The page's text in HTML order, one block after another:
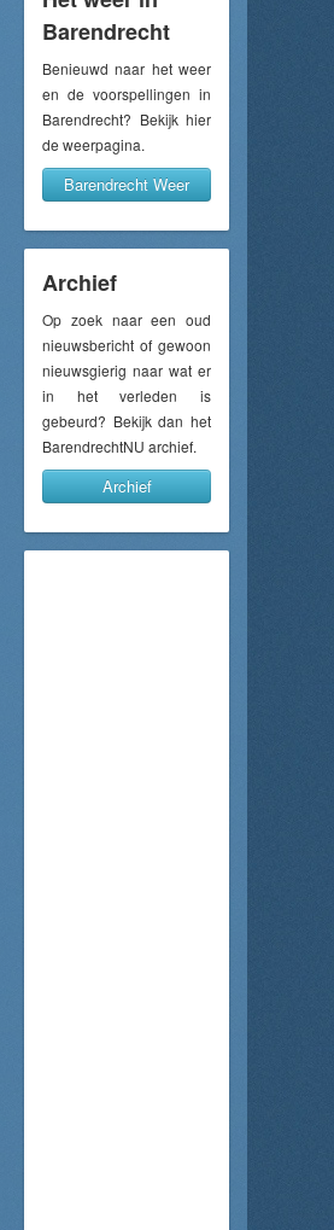
Barendrecht
Benieuwd naar het weer
en de voorspellingen in
Barendrecht? Bekijk hier
de weerpagina.
Barendrecht Weer
Archief
Op zoek naar een oud
nieuwsbericht of gewoon
nieuwsgierig naar wat er
in het verleden is
gebeurd? Bekijk dan het
BarendrechtNU archief.
Archief